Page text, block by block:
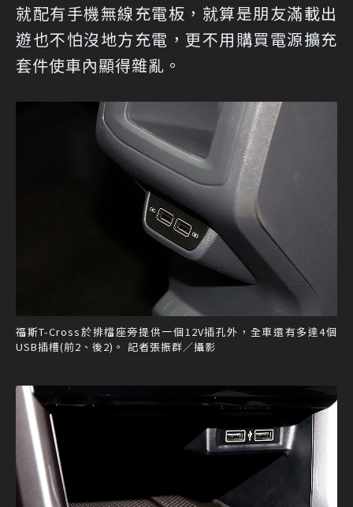
就配有手機無線充電板，就算是朋友滿載出
遊也不怕沒地方充電，更不用購買電源擴充
套件使車內顯得雜亂。
福斯T-Cross於排檔座旁提供一個12V插孔外，全車還有多達4個
USB插槽(前2、後2)。 記者張振群／攝影